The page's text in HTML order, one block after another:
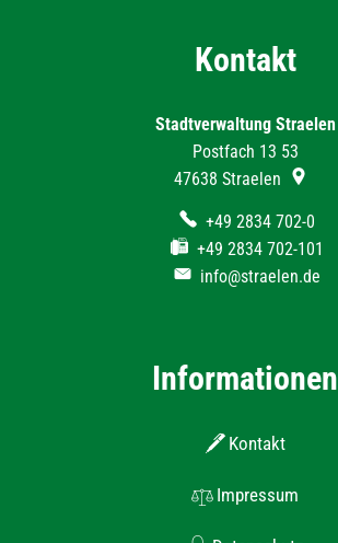
Kontakt
Stadtverwaltung Straelen
Postfach 13 53
47638 Straelen
+49 2834 702-0
+49 2834 702-101
info@straelen.de
Informationen
Kontakt
Impressum